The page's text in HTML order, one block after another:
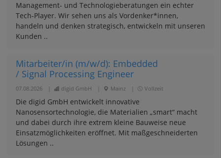
Management- und Technologieberatungen ein echter
Tech-Player. Wir sehen uns als Vordenker*innen,
handeln und denken strategisch, entwickeln mit unseren
Kunden ..
Mitarbeiter/in (m/w/d): Embedded
/ Signal Processing Engineer
07.08.2026 digid GmbH Mainz Vollzeit
Die digid GmbH entwickelt innovative
Nanosensortechnologie, die Materialien „smart“ macht
und dabei durch ihre extrem kleine Bauweise neue
Einsatzmöglichkeiten eröffnet. Mit maßgeschneiderten
Lösungen ..